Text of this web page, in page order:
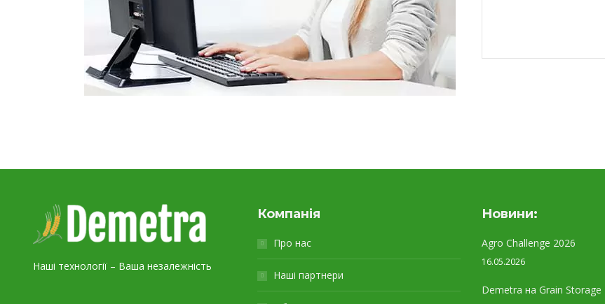
Наші технології – Ваша незалежність
Компанія
Про нас
Наші партнери
Новини:
Agro Challenge 2026
16.05.2026
Demetra на Grain Storage